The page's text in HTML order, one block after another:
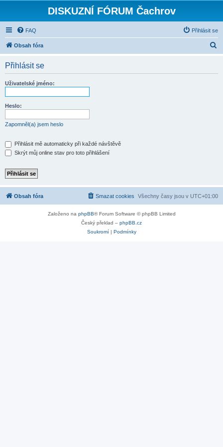
DISKUZNÍ FÓRUM Čachrov
FAQ Přihlásit se
Obsah fóra
Přihlásit se
Uživatelské jméno:
Heslo:
Zapomněl(a) jsem heslo
Přihlásit mě automaticky při každé návštěvě
Skrýt můj online stav pro toto přihlášení
Obsah fóra Všechny časy jsou v UTC+01:00
Smazat cookies
Založeno na phpBB® Forum Software © phpBB Limited
Český překlad – phpBB.cz
Soukromí| Podmínky